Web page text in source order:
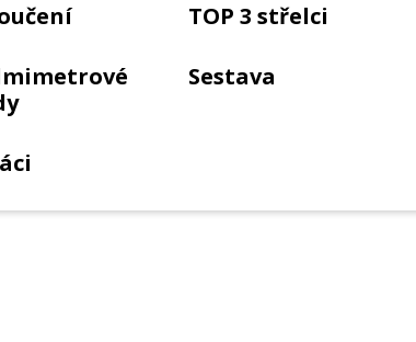
TOP 3 střelci
Sestava